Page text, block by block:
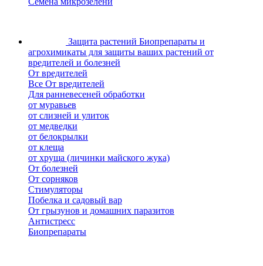
Защита растений Биопрепараты и
агрохимикаты для защиты ваших растений от
вредителей и болезней
От вредителей
Все От вредителей
Для ранневесеней обработки
от муравьев
от слизней и улиток
от медведки
от белокрылки
от клеща
от хруща (личинки майского жука)
От болезней
От сорняков
Стимуляторы
Побелка и садовый вар
От грызунов и домашних паразитов
Антистресс
Биопрепараты